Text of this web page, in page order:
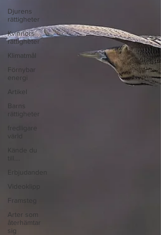
Djurens
rättigheter
Kvinnors
rättigheter
Klimatmål
Förnybar
energi
Artikel
Barns
rättigheter
fredligare
värld
Kände du
till....
Erbjudanden
Videoklipp
Framsteg
Arter som
återhämtar
sig